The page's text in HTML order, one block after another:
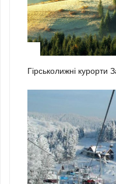
Гірськолижні курорти